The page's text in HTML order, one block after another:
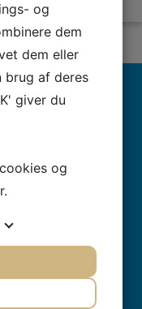
og
dem
dem eller
brug af deres
giver du
og
.